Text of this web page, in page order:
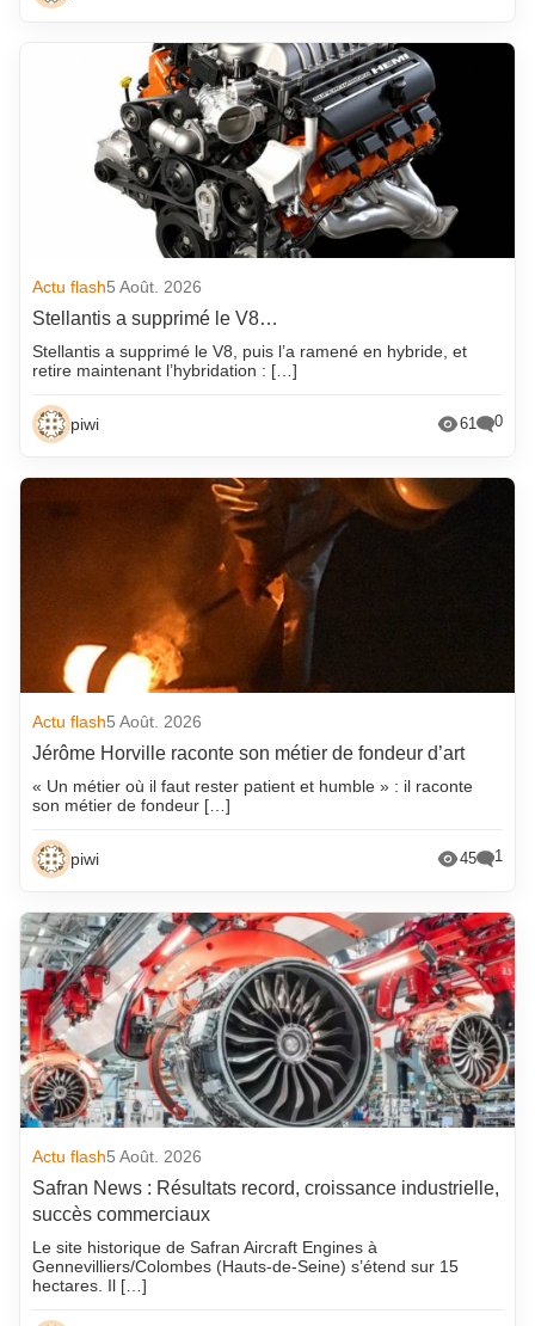
Actu flash5 Août. 2026
Stellantis a supprimé le V8…
Stellantis a supprimé le V8, puis l’a ramené en hybride, et
retire maintenant l’hybridation : […]
piwi 61 0
Actu flash5 Août. 2026
Jérôme Horville raconte son métier de fondeur d’art
« Un métier où il faut rester patient et humble » : il raconte
son métier de fondeur […]
piwi 45 1
Actu flash5 Août. 2026
Safran News : Résultats record, croissance industrielle,
succès commerciaux
Le site historique de Safran Aircraft Engines à
Gennevilliers/Colombes (Hauts-de-Seine) s’étend sur 15
hectares. Il […]